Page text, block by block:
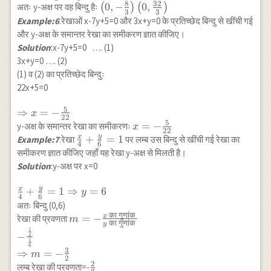
\theta)}}\right|
\\ =\left|\frac{-
\sin
(\theta+\phi)}
{\sqrt{2[1-\cos
(\phi-
\theta)]}}\right|
(\theta+\phi)|}
{\sqrt{2 \times 2
\sin
^2\left(\frac{\phi-
\theta}{2}\right)
\mid}} \\
=\frac{|\sin
(\theta+\phi)|}{2
\mid \sin
\left(\frac{\phi-
\theta}
{2}\right)\mid}
\right| =4 \\
\Rightarrow |3 y-
12|=20 \\
\Rightarrow 3 y-
12=\pm 20 \\
\Rightarrow 3
y=12 \pm 20 \\
y=\frac{32}{3},-
\frac{8}{3}
अतः y-अक्ष पर वह बिन्दु हैः \left(0, -\frac{8}
{3}\right)\left(0,
\frac{32}
{3}\right)
(0, − 3
8 ) (0, 3
32 )
Example:6.रेखाओं x-7y+5=0 और 3x+y=0 के प्रतिच्छेद बिन्दु से खींची गई
और y-अक्ष के समान्तर रेखा का समीकरण ज्ञात कीजिए।
Solution:x-7y+5=0 …. (1)
3x+y=0 …. (2)
(1) व (2) का प्रतिच्छेद बिन्दुः
22x+5=0
\Rightarrow
x=-\frac{5}
{22}
⇒ x = − 22
5
y-अक्ष के समान्तर रेखा का समीकरणः x=-
\frac{5}
{22}
x = − 22
5
Example:7.रेखा \frac{x}
{4}+\frac{y}
{6}=1
4
x + 6
y = 1 पर लम्ब उस बिन्दु से खींची गई रेखा का
समीकरण ज्ञात कीजिए जहाँ यह रेखा y-अक्ष से मिलती है।
Solution:y-अक्ष पर x=0
\frac{x}
{4}+\frac{y}
{6}=1
\Rightarrow
y=6
4
x + 6
y = 1 ⇒ y = 6
अतः बिन्दु (0,6)
रेखा की प्रवणताm=-\frac{x
\text { का
\text { का
m = − y का गुणांक
x का गुणांक
−
6
1
4
1
⇒ m = − 2
3
लम्ब रेखा की प्रवणता=-\frac{2}
2